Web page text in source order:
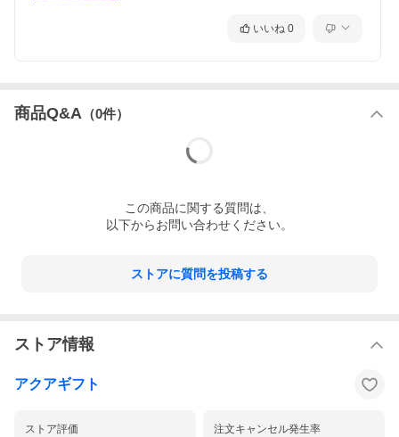
いいね 0
商品Q&A （0件）
この商品に関する質問は、
以下からお問い合わせください。
ストアに質問を投稿する
ストア情報
アクアギフト
ストア評価 注文キャンセル発生率